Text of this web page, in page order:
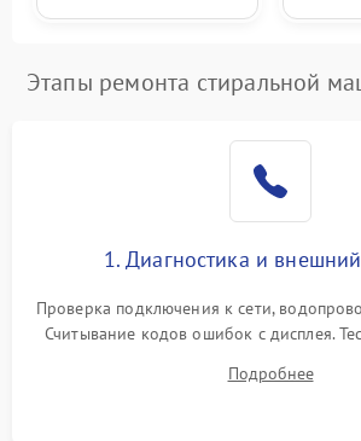
Этапы ремонта стиральной
1. Диагностика и
Проверка подключения к сети,
Считывание кодов ошибок с дисплея.
выявления посторонних шумов, протечек
электронного модуля
Подробнее